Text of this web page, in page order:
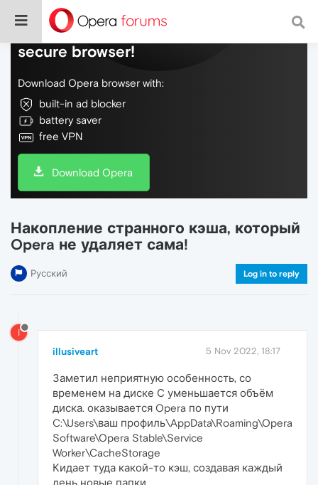
Do more on the web, with a fast and
secure browser!
Download Opera browser with:
built-in ad blocker
battery saver
free VPN
Download Opera
Накопление странного кэша, который
Opera не удаляет сама!
Русский Log in to reply
I
illusiveart 5 Nov 2022, 18:17
Заметил неприятную особенность, со
временем на диске С уменьшается объём
диска. оказывается Opera по пути
C:\Users\ваш профиль\AppData\Roaming\Opera
Software\Opera Stable\Service
Worker\CacheStorage
Кидает туда какой-то кэш, создавая каждый
день новые папки.